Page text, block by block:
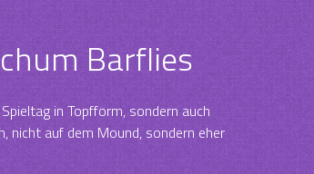
Barflies
in Topfform, sondern auch
nicht auf dem Mound, sondern eher